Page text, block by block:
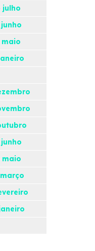
julho
maio
maio